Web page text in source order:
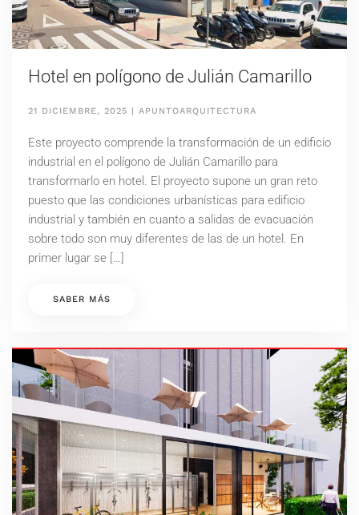
Hotel en polígono de Julián Camarillo
21 DICIEMBRE, 2025 | APUNTOARQUITECTURA
Este proyecto comprende la transformación de un edificio
industrial en el polígono de Julián Camarillo para
transformarlo en hotel. El proyecto supone un gran reto
puesto que las condiciones urbanísticas para edificio
industrial y también en cuanto a salidas de evacuación
sobre todo son muy diferentes de las de un hotel. En
primer lugar se […]
SABER MÁS